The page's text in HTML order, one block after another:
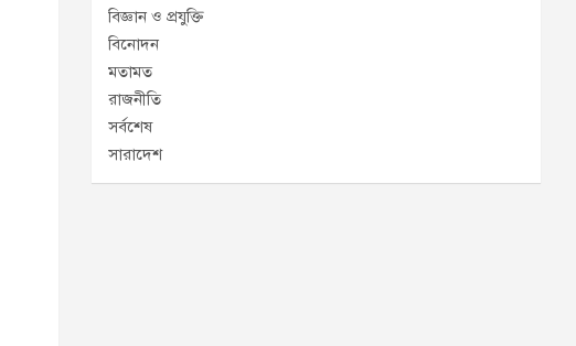
বিজ্ঞান ও প্রযুক্তি
বিনোদন
মতামত
রাজনীতি
সর্বশেষ
সারাদেশ